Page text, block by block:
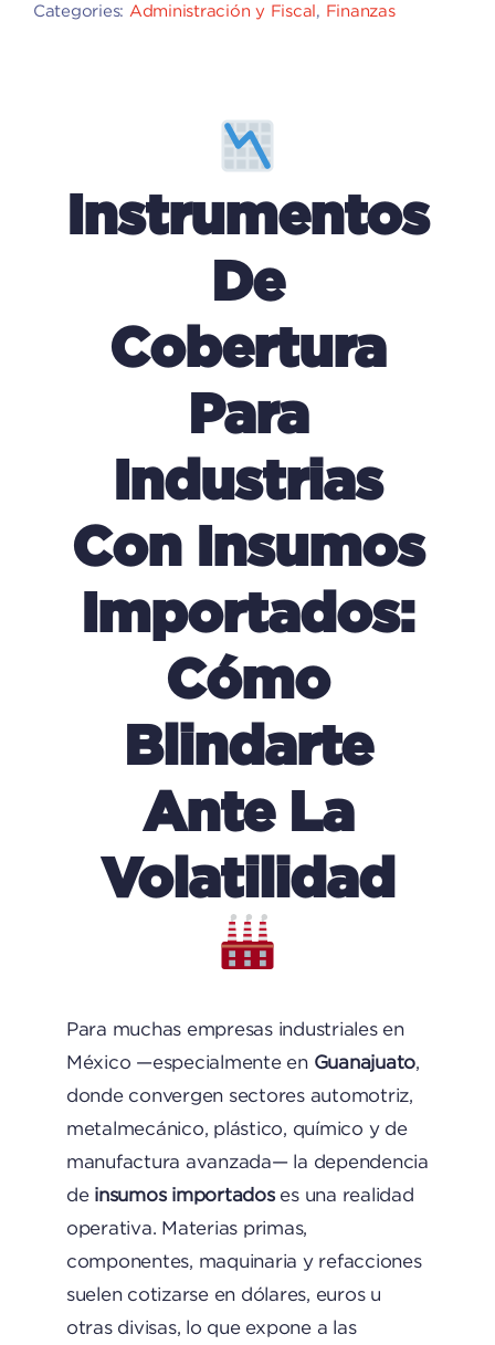
Categories: Administración y Fiscal Finanzas
Instrumentos
De
Cobertura
Para
Industrias
Con Insumos
Importados:
Cómo
Blindarte
Ante La
Volatilidad
Para muchas empresas industriales en
México —especialmente en Guanajuato,
donde convergen sectores automotriz,
metalmecánico, plástico, químico y de
manufactura avanzada— la dependencia
de insumos importadoses una realidad
operativa. Materias primas,
componentes, maquinaria y refacciones
suelen cotizarse en dólares, euros u
otras divisas, lo que expone a las